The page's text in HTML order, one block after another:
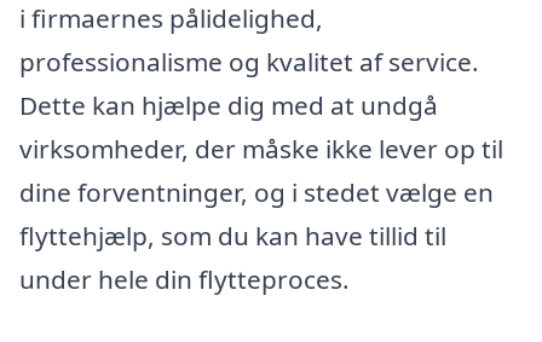
i firmaernes pålidelighed,
professionalisme og kvalitet af service.
Dette kan hjælpe dig med at undgå
virksomheder, der måske ikke lever op til
dine forventninger, og i stedet vælge en
flyttehjælp, som du kan have tillid til
under hele din flytteproces.